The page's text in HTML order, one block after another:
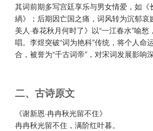
其词前期多写宫廷享乐与男女情爱，如《
緺》；后期因亡国之痛，词风转为沉郁哀
美人·春花秋月何时了》以“一江春水”喻
唱。李煜突破“词为艳科”传统，将个人命
合，被誉为“千古词帝”，对宋词发展影响深
二、古诗原文
《谢新恩·冉冉秋光留不住》
冉冉秋光留不住，满阶红叶暮。